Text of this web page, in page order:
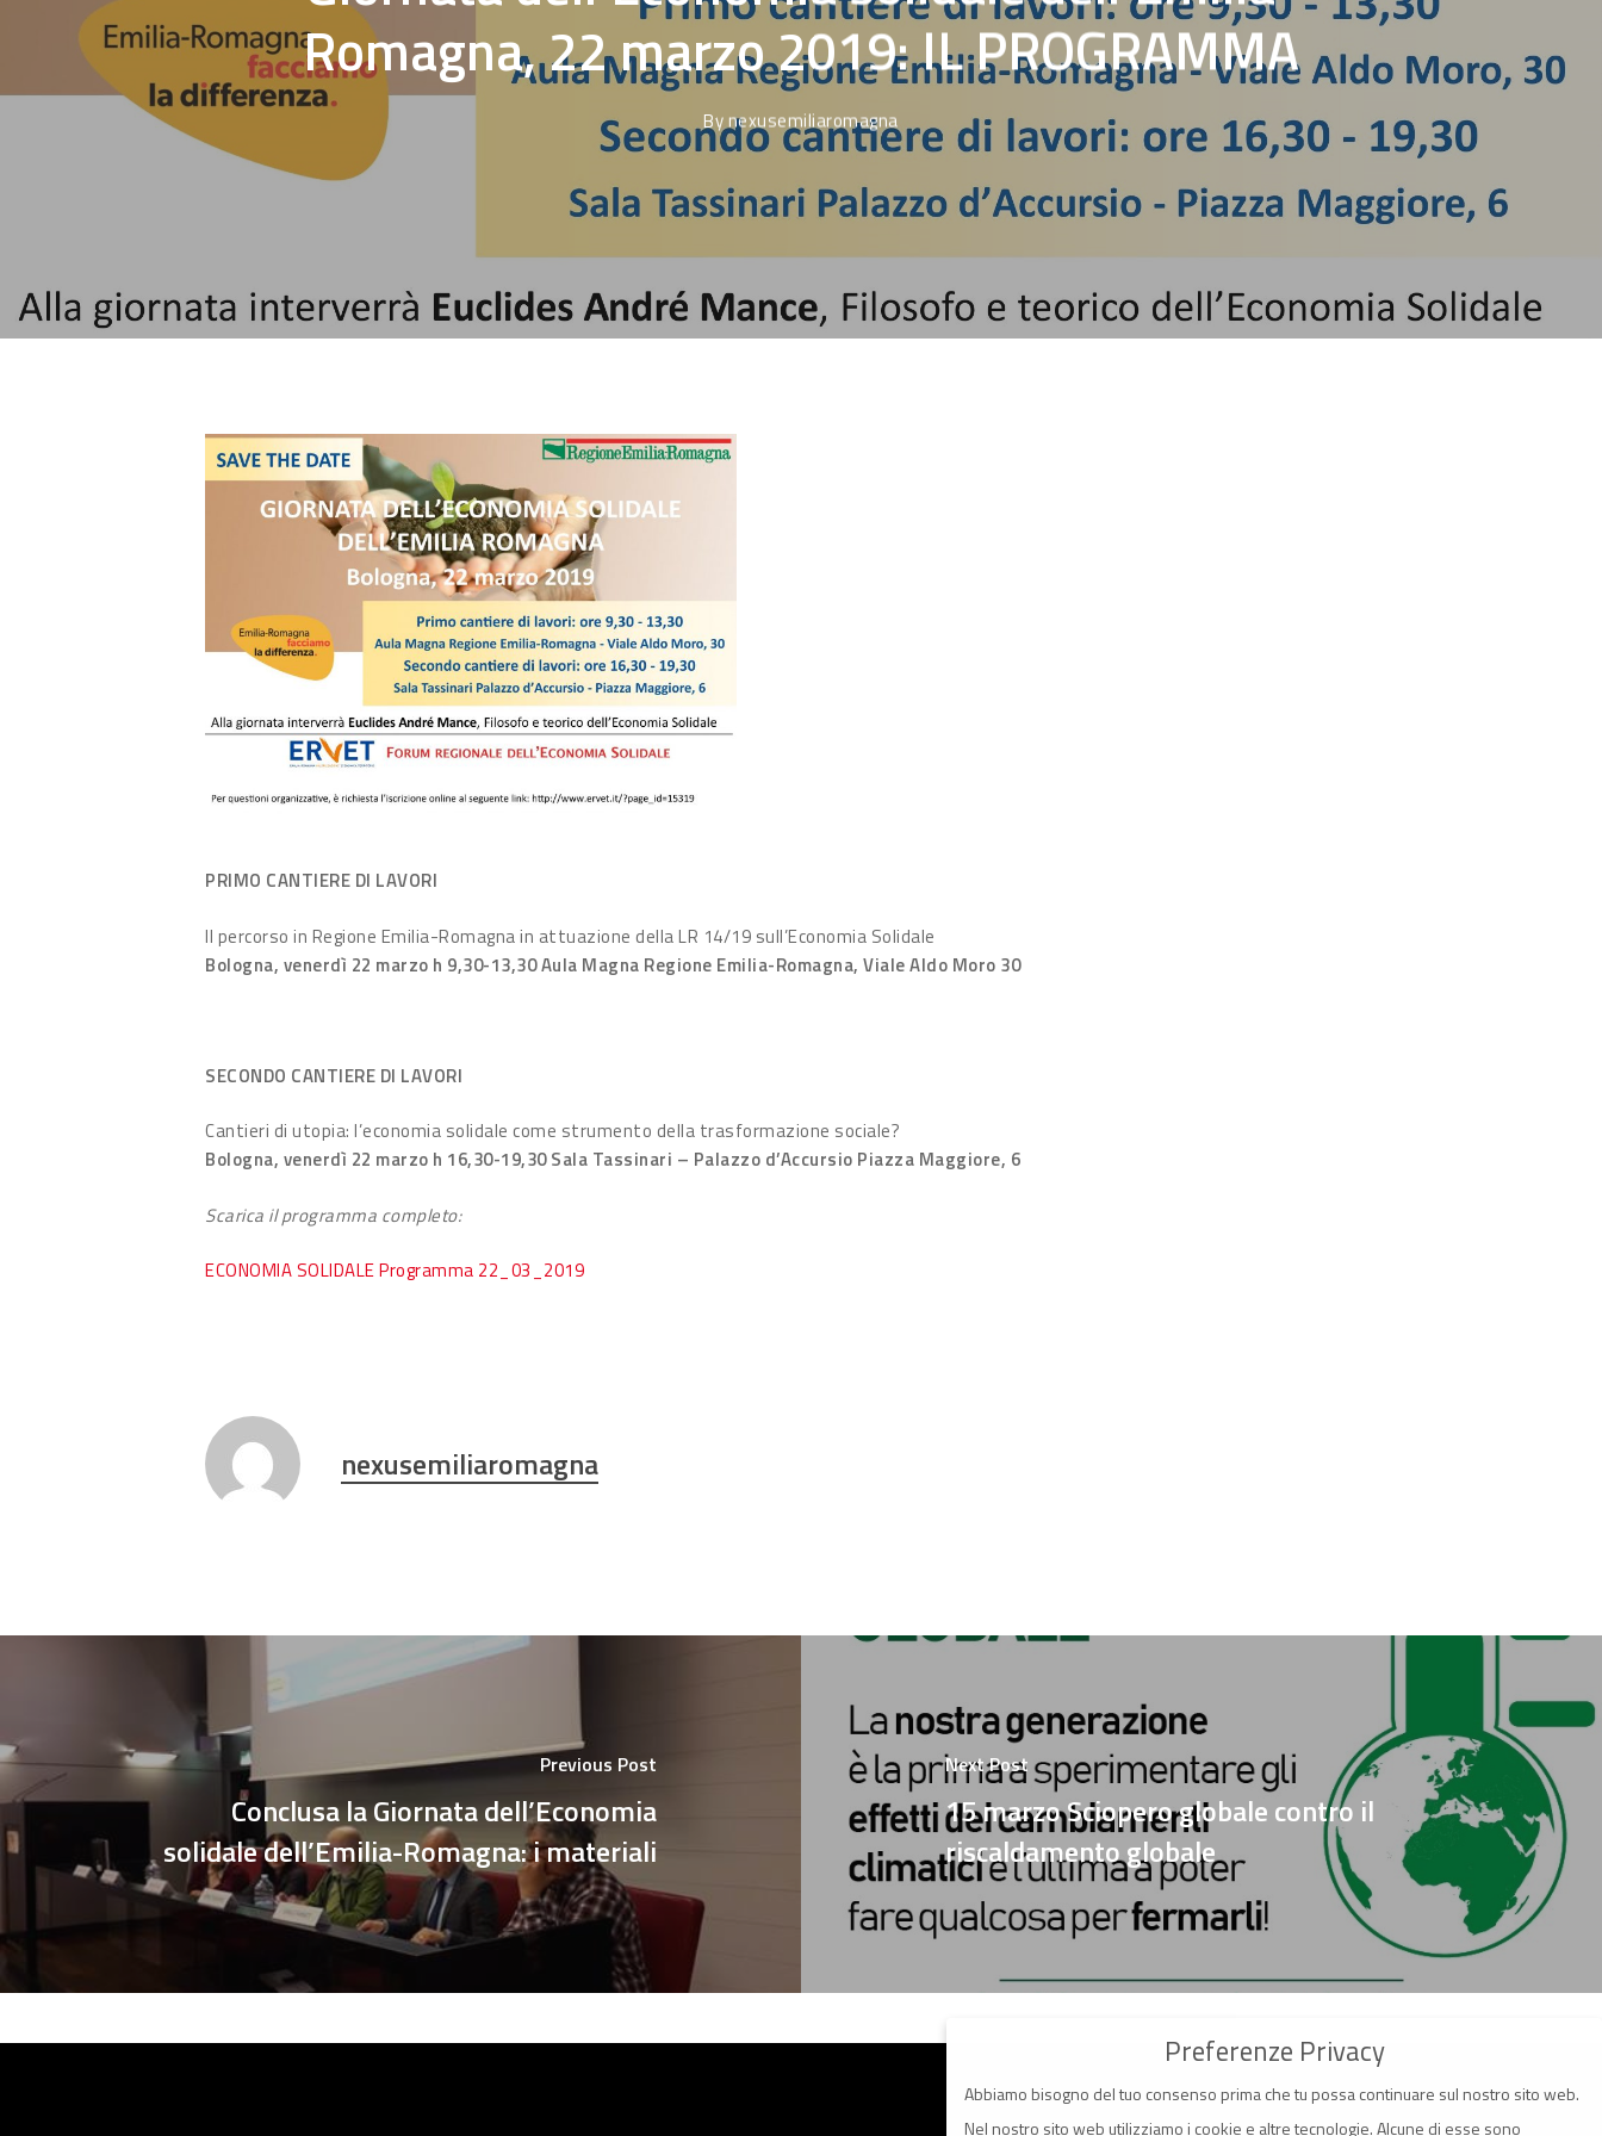
Hit enter to search or ESC to closeRomagna, 22 marzo 2019: IL PROGRAMMA
Bynexusemiliaromagna
PRIMO CANTIERE DI LAVORI
Il percorso in Regione Emilia-Romagna in attuazione della LR 14/19 sull’Economia Solidale
Bologna, venerdì 22 marzo h 9,30-13,30 Aula Magna Regione Emilia-Romagna, Viale Aldo Moro 30
SECONDO CANTIERE DI LAVORI
Cantieri di utopia: l’economia solidale come strumento della trasformazione sociale?
Bologna, venerdì 22 marzo h 16,30-19,30 Sala Tassinari – Palazzo d’Accursio Piazza Maggiore, 6
Scarica il programma completo:
ECONOMIA SOLIDALE Programma 22_03_2019
nexusemiliaromagna
Previous Post
Conclusa la Giornata dell’Economia
solidale dell’Emilia-Romagna: i materiali
Next Post
15 marzo Sciopero globale contro il
riscaldamento globale
Preferenze Privacy
Abbiamo bisogno del tuo consenso prima che tu possa continuare sul nostro sito web.
Nel nostro sito web utilizziamo i cookie e altre tecnologie. Alcune di esse sono